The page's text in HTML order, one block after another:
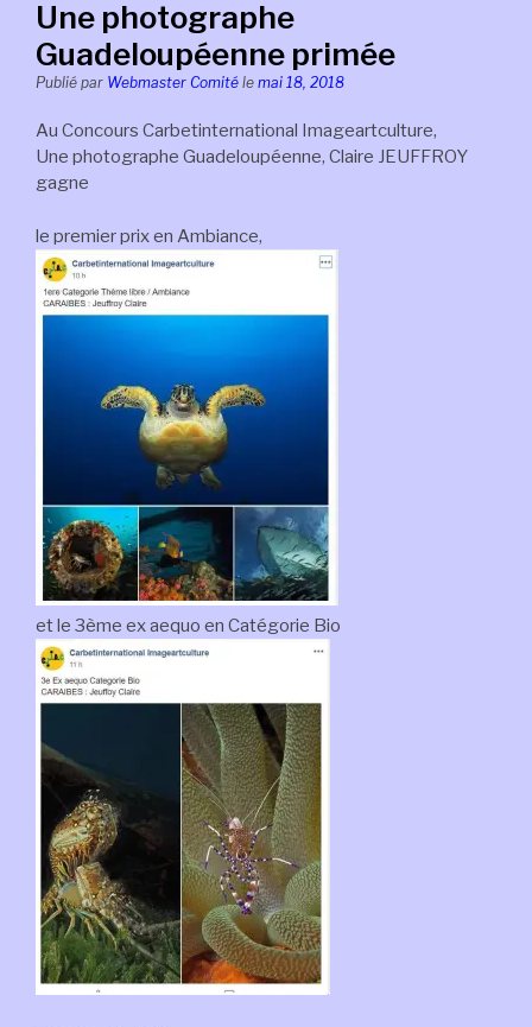
Une photographe
Guadeloupéenne primée
Publié par Webmaster Comité le mai 18, 2018
Au Concours Carbetinternational Imageartculture,
Une photographe Guadeloupéenne, Claire JEUFFROY
gagne
le premier prix en Ambiance,
et le 3ème ex aequo en Catégorie Bio